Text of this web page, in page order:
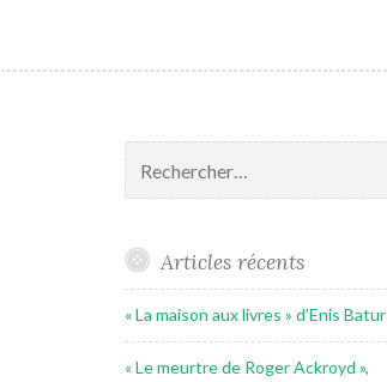
Articles récents
« La maison aux livres » d’Enis Batur
« Le meurtre de Roger Ackroyd »,